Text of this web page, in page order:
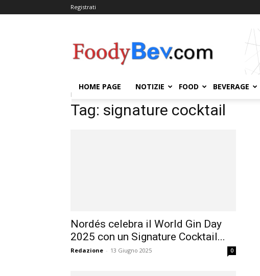
Registrati
HOME PAGE NOTIZIE FOOD BEVERAGE
Home
Tag: signature cocktail
Nordés celebra il World Gin Day
2025 con un Signature Cocktail...
Redazione - 13 Giugno 2025 0